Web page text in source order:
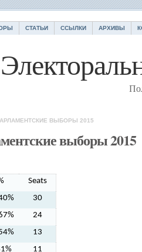
СТАТЬИ ССЫЛКИ АРХИВЫ
ВЫБОРЫ 2015
выборы 2015
Seats
30
24
13
11